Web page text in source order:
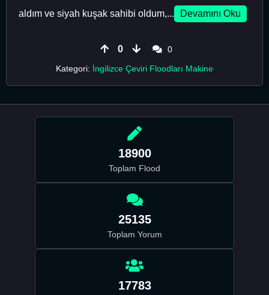
aldım ve siyah kuşak sahibi oldum,...
Devamını Oku
0
0
Kategori: İngilizce Çeviri Floodları Makine
18900
Toplam Flood
25135
Toplam Yorum
17783